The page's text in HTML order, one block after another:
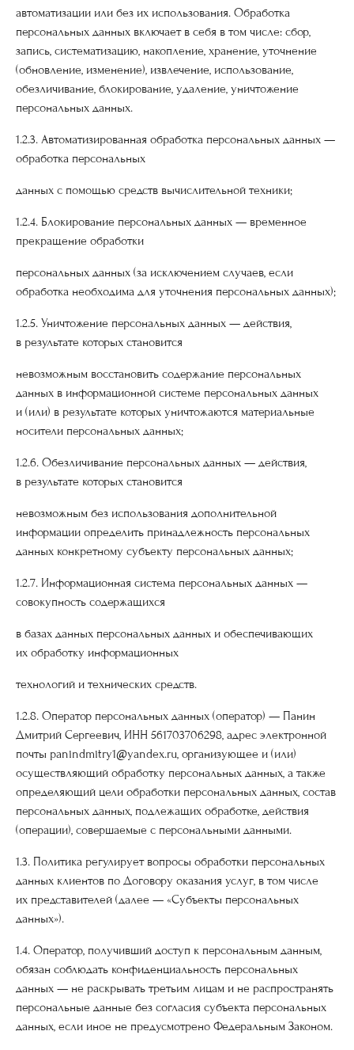
автоматизации или без их использования. Обработка
персональных данных включает в себя в том числе: сбор,
запись, систематизацию, накопление, хранение, уточнение
(обновление, изменение), извлечение, использование,
обезличивание, блокирование, удаление, уничтожение
персональных данных.
1.2.3. Автоматизированная обработка персональных данных —
обработка персональных
данных с помощью средств вычислительной техники;
1.2.4. Блокирование персональных данных — временное
прекращение обработки
персональных данных (за исключением случаев, если
обработка необходима для уточнения персональных данных);
1.2.5. Уничтожение персональных данных — действия,
в результате которых становится
невозможным восстановить содержание персональных
данных в информационной системе персональных данных
и (или) в результате которых уничтожаются материальные
носители персональных данных;
1.2.6. Обезличивание персональных данных — действия,
в результате которых становится
невозможным без использования дополнительной
информации определить принадлежность персональных
данных конкретному субъекту персональных данных;
1.2.7. Информационная система персональных данных —
совокупность содержащихся
в базах данных персональных данных и обеспечивающих
их обработку информационных
технологий и технических средств.
1.2.8. Оператор персональных данных (оператор) — Панин
Дмитрий Сергеевич, ИНН 561703706298, адрес электронной
почты panindmitry1@yandex.ru, организующее и (или)
осуществляющий обработку персональных данных, а также
определяющий цели обработки персональных данных, состав
персональных данных, подлежащих обработке, действия
(операции), совершаемые с персональными данными.
1.3. Политика регулирует вопросы обработки персональных
данных клиентов по Договору оказания услуг, в том числе
их представителей (далее — «Субъекты персональных
данных»).
1.4. Оператор, получивший доступ к персональным данным,
обязан соблюдать конфиденциальность персональных
данных — не раскрывать третьим лицам и не распространять
персональные данные без согласия субъекта персональных
данных, если иное не предусмотрено Федеральным Законом.